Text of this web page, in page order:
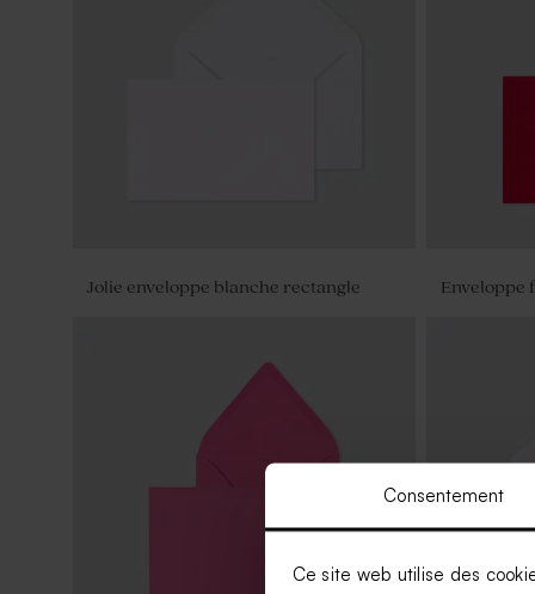
Consentement
Ce site web utilise des
Jolie enveloppe blanche rectangle Enveloppe